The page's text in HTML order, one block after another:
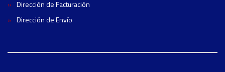
Dirección de Facturación
Dirección de Envío